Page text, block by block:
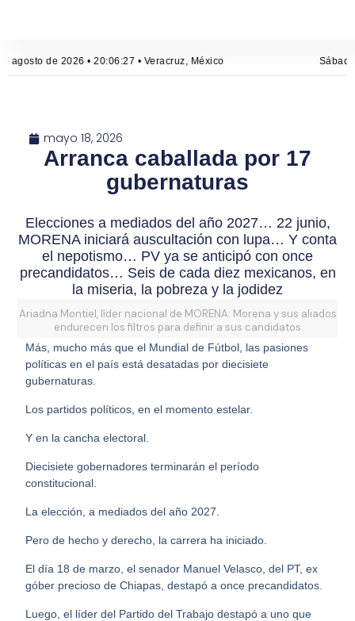
agosto de 2026 • 20:06:28 • Veracruz, México
mayo 18, 2026
Arranca caballada por 17
gubernaturas
Elecciones a mediados del año 2027… 22 junio,
MORENA iniciará auscultación con lupa… Y conta
el nepotismo… PV ya se anticipó con once
precandidatos… Seis de cada diez mexicanos, en
la miseria, la pobreza y la jodidez
Ariadna Montiel, líder nacional de MORENA: Morena y sus aliados
endurecen los filtros para definir a sus candidatos
Más, mucho más que el Mundial de Fútbol, las pasiones
políticas en el país está desatadas por diecisiete
gubernaturas.
Los partidos políticos, en el momento estelar.
Y en la cancha electoral.
Diecisiete gobernadores terminarán el período
constitucional.
La elección, a mediados del año 2027.
Pero de hecho y derecho, la carrera ha iniciado.
El día 18 de marzo, el senador Manuel Velasco, del PT, ex
góber precioso de Chiapas, destapó a once precandidatos.
Luego, el líder del Partido del Trabajo destapó a uno que